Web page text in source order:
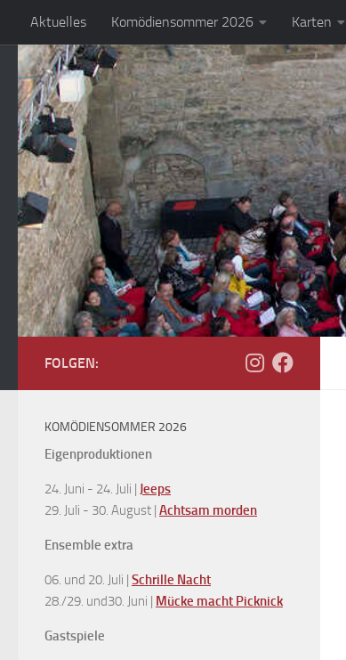
Zum Inhalt springen
Aktuelles Komödiensommer 2026 Karten
FOLGEN:
KOMÖDIENSOMMER 2026
Eigenproduktionen
24. Juni - 24. Juli | Jeeps
29. Juli - 30. August | Achtsam morden
Ensemble extra
06. und 20. Juli | Schrille Nacht
28./29. und30. Juni | Mücke macht Picknick
Gastspiele